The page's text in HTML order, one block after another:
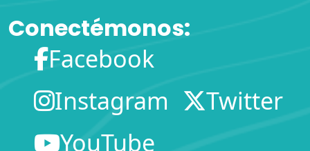
Conectémonos:
Facebook
Instagram
Twitter
YouTube